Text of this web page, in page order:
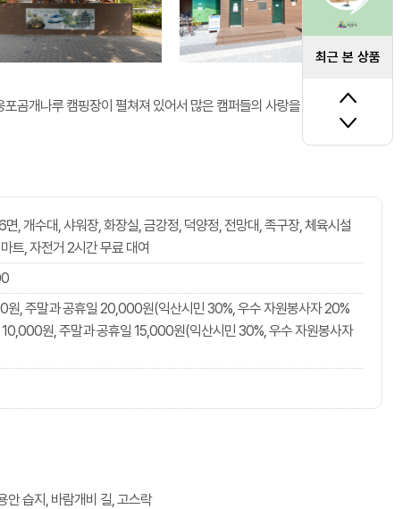
최근 본 상품
곰개나루 캠핑장이 펼쳐져 있어서 많은 캠퍼들의 사랑을 받고 있다.
, 개수대, 샤워장, 화장실, 금강정, 덕양정, 전망대, 족구장, 체육시설
트, 자전거 2시간 무료 대여
원, 주말과 공휴일 20,000원(익산시민 30%, 우수 자원봉사자 20%
원, 주말과 공휴일 15,000원(익산시민 30%, 우수 자원봉사자
안 습지, 바람개비 길, 고스락